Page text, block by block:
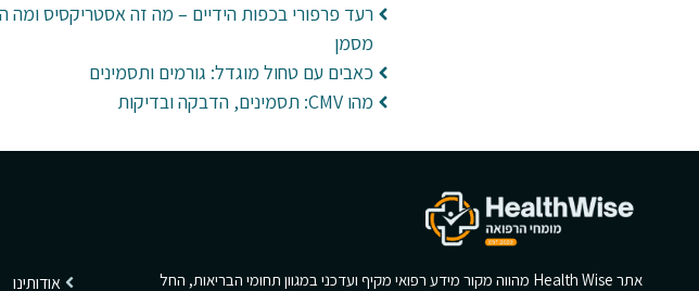
רעד פרפורי בכפות הידיים – מה זה אסטריקסיס ומה
מסמן
כאבים עם טחול מוגדל: גורמים ותסמינים
מהו CMV: תסמינים, הדבקה ובדיקות
אתר Health Wise מהווה מקור מידע רפואי מקיף ועדכני במגוון תחומי הבריאות, החל אודותינו